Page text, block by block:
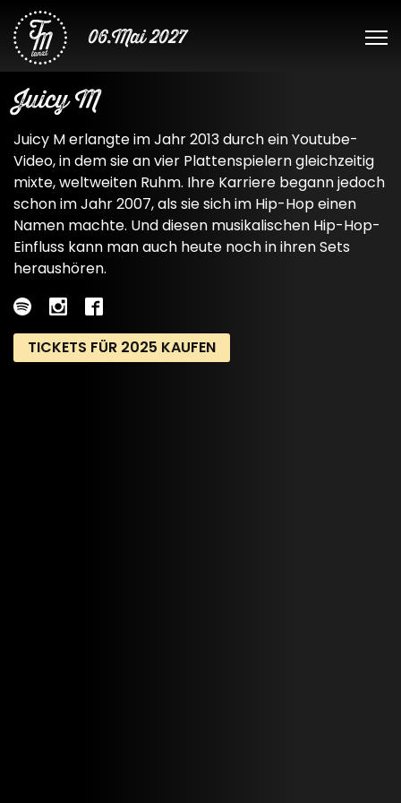
06.Mai 2027
Juicy M
Juicy M erlangte im Jahr 2013 durch ein Youtube-
Video, in dem sie an vier Plattenspielern gleichzeitig
mixte, weltweiten Ruhm. Ihre Karriere begann jedoch
schon im Jahr 2007, als sie sich im Hip-Hop einen
Namen machte. Und diesen musikalischen Hip-Hop-
Einfluss kann man auch heute noch in ihren Sets
heraushören.
TICKETS FÜR 2025 KAUFEN